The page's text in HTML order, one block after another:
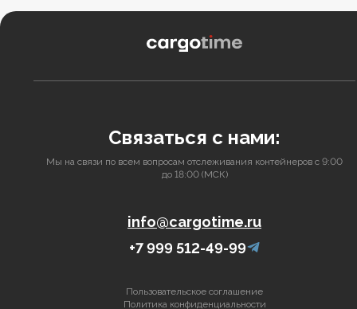
Связаться с нами:
Мы на связи по всем вопросам отслеживания контейнеров с 9:00
до 18:00 (МСК)
info@cargotime.ru
+7 999 512-49-99
Пользовательское соглашение
Политика конфиденциальности